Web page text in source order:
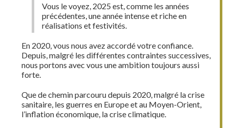
Vous le voyez, 2025 est, comme les années
précédentes, une année intense et riche en
réalisations et festivités.
En 2020, vous nous avez accordé votre confiance.
Depuis, malgré les différentes contraintes successives,
nous portons avec vous une ambition toujours aussi
forte.
Que de chemin parcouru depuis 2020, malgré la crise
sanitaire, les guerres en Europe et au Moyen-Orient,
l’inflation économique, la crise climatique.